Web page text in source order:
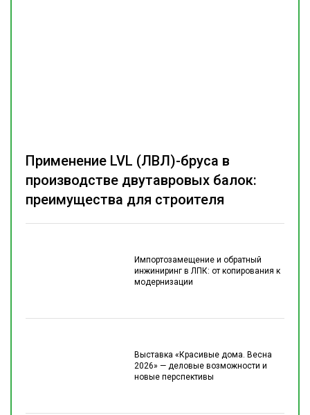
Импортозамещение и обратный
инжиниринг в ЛПК: от копирования к
модернизации
Выставка «Красивые дома. Весна
2026» — деловые возможности и
новые перспективы
Применение LVL (ЛВЛ)-бруса в
производстве двутавровых балок:
преимущества для строителя